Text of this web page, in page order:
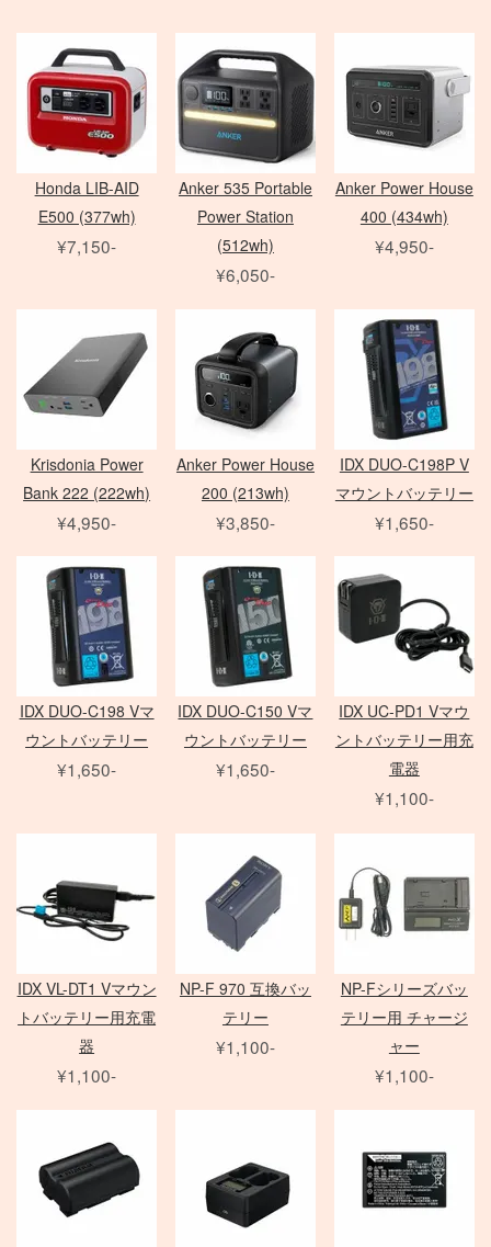
FUJIFILM GFXシリーズ
デジタルバック
PHASE ONE Pシリーズ
PHASE ONE IQシリーズ
PHASE ONE 中判カメラ
デジタルアクセサリ
メモリーカード各種
バッテリー関連
バッテリーグリップ
動画撮影用アクセサリ
水中ハウジング
PC用 外付バッテリー
PC用 アクセサリ
PCモニター
EIZO モニター
モニター用 アクセサリ
ケーブル / アダプター
PC用 ケーブル
PC用 変換アダプタ
映像出力用 ケーブル
映像出力用 変換アダプタ
Nikon Lens ACC
AF-S ズームレンズ
Micro レンズ
PC / PC-E レンズ
AI レンズ
アクセサリ
スピードライト
レリーズ
Sony Lens/ ACC
FE 単焦点レンズ
EF Mount Lens
Sigma 単焦点レンズ
Sigma ズームレンズ
Laowa 単焦点レンズ
H カメラ
HC レンズ
アクセサリ
セコールD レンズ
オールド AFレンズ
FUJIFILM GFX
Film Camera / Lens
クラシックカメラ専門 姉妹店「スプール」
Sinar
COLAVOLEX
PHASE ONE アクセサリ
Film Camera / Lens
大判 在庫リスト
Manfrotto
三脚
雲台・他
QUICK-SET
ハスキー三脚
Other Brands
雲台・他
スタビライザー
アダプター
TIFFEN
アダプター
Kenko
ND フィルター
PL フィルター
クローズアップ
ソフトフィルター
クロスフィルター
その他のフィルター
ND フィルター
PL フィルター
クローズアップ
CROMOFILTER
ヘッド
モノブロック
（バッテリータイプ）
オパライト
パラ
ソフトボックス
エフェクトランプ
ピコライト
Profoto
電源部
ヘッド
モノブロック
（ACタイプ）
モノブロック
（バッテリータイプ）
クリップオン
オパライト
ソフトボックス
COMET
電源部
ヘッド
モノブロック
アクセサリ
STORM シリーズ
Light Storm シリーズ
amaran シリーズ
NOVA シリーズ
INFINIBAR シリーズ
アクセサリ
ソフトボックス
スポットライトマウント
フレネル・バーンドア
その他 LEDライト
ARRI
Profoto
Phottix
ASTERA
DEDOLIGHT
Fotodiox
KINO FLO
Litepanels
Other Brand
ARRI
DEDOLIGHT
アクセサリ
Manfrotto
Avenger
Matthews
センチュリースタンド
Other Brand
Manfrotto
Avenger
Other Brand
ブーム
Avenger
オートポール
MINOLTA
SEKONIC
Kenko
レフ
折り畳みレフ
ロールレフ
スクリムジム
布/フレーム/他
打ち枝
発電機
送風機
暖房
Honda LIB-AID
E500 (377wh)
¥7,150-
Anker 535 Portable
Power Station
(512wh)
¥6,050-
Anker Power House
400 (434wh)
¥4,950-
Krisdonia Power
Bank 222 (222wh)
¥4,950-
Anker Power House
200 (213wh)
¥3,850-
IDX DUO-C198P V
マウントバッテリー
¥1,650-
IDX DUO-C198 Vマ
ウントバッテリー
¥1,650-
IDX DUO-C150 Vマ
ウントバッテリー
¥1,650-
IDX UC-PD1 Vマウ
ントバッテリー用充
電器
¥1,100-
IDX VL-DT1 Vマウン
トバッテリー用充電
器
¥1,100-
NP-F 970 互換バッ
テリー
¥1,100-
NP-Fシリーズバッ
テリー用 チャージ
ャー
¥1,100-